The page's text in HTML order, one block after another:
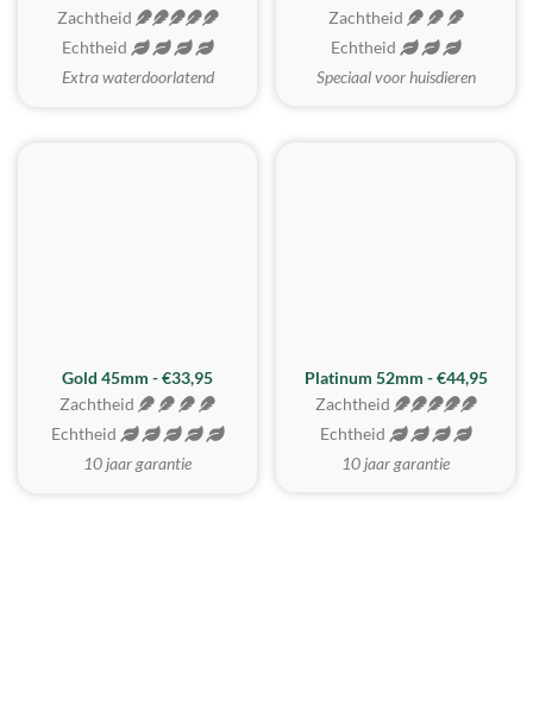
Zachtheid
Echtheid
Extra waterdoorlatend
Zachtheid
Echtheid
Speciaal voor huisdieren
REALISTISCH
Gold 45mm - €33,95
Zachtheid
Echtheid
10 jaar garantie
ZACHTSTE
Platinum 52mm - €44,95
Zachtheid
Echtheid
10 jaar garantie